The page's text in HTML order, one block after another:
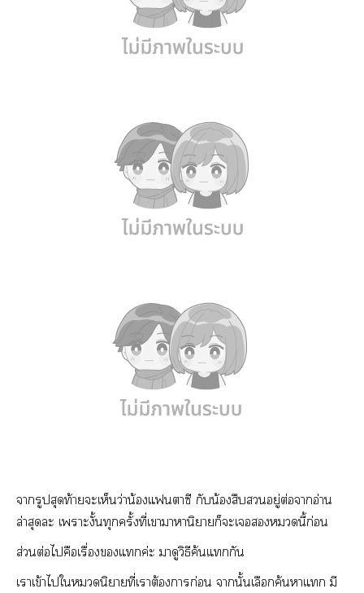
ารูปสุดท้ายะเห็นว่าน้แาซี กับน้องสืบอยู่ต่อาอ่าน
ล่าสุดะ เาะงั้นทุกครั้งที่เาาหานิาก็ะเนี้ก่อน
ส่วนต่อไคือเรื่องแค่ะ มาดูวิธีค้นแกัน
เาเข้าไในิยายที่เาต้องการก่อน านั้นเลือกค้นาแ มี